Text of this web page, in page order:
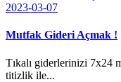
2023-03-07
Mutfak Gideri Açmak !
Tıkalı giderlerinizi 7x24
titizlik ile...